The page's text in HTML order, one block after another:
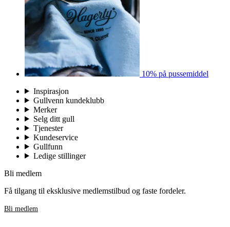
10% på pussemiddel
Inspirasjon
Gullvenn kundeklubb
Merker
Selg ditt gull
Tjenester
Kundeservice
Gullfunn
Ledige stillinger
Bli medlem
Få tilgang til eksklusive medlemstilbud og faste fordeler.
Bli medlem